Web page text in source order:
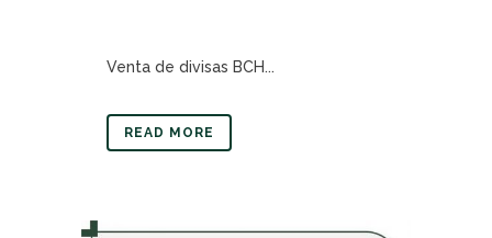
Venta de divisas BCH...
READ MORE